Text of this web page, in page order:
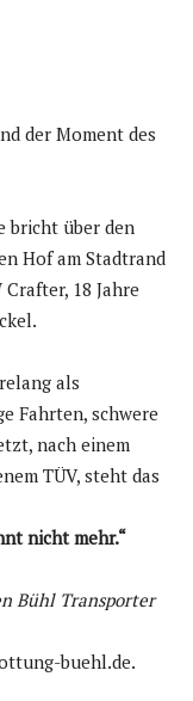
der Moment des
bricht über den
Hof am Stadtrand
18 Jahre
als
Fahrten, schwere
nach einem
TÜV, steht das
nicht mehr.“
Bühl Transporter
buehl.de.